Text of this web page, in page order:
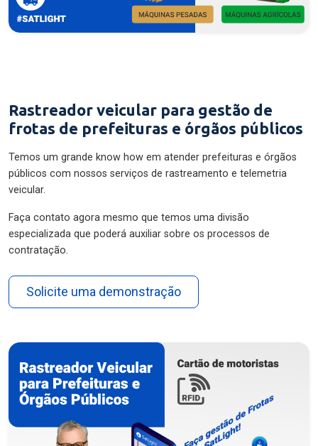
Rastreador veicular para gestão de
frotas de prefeituras e órgãos públicos
Temos um grande know how em atender prefeituras e órgãos
públicos com nossos serviços de rastreamento e telemetria
veicular.
Faça contato agora mesmo que temos uma divisão
especializada que poderá auxiliar sobre os processos de
contratação.
Solicite uma demonstração